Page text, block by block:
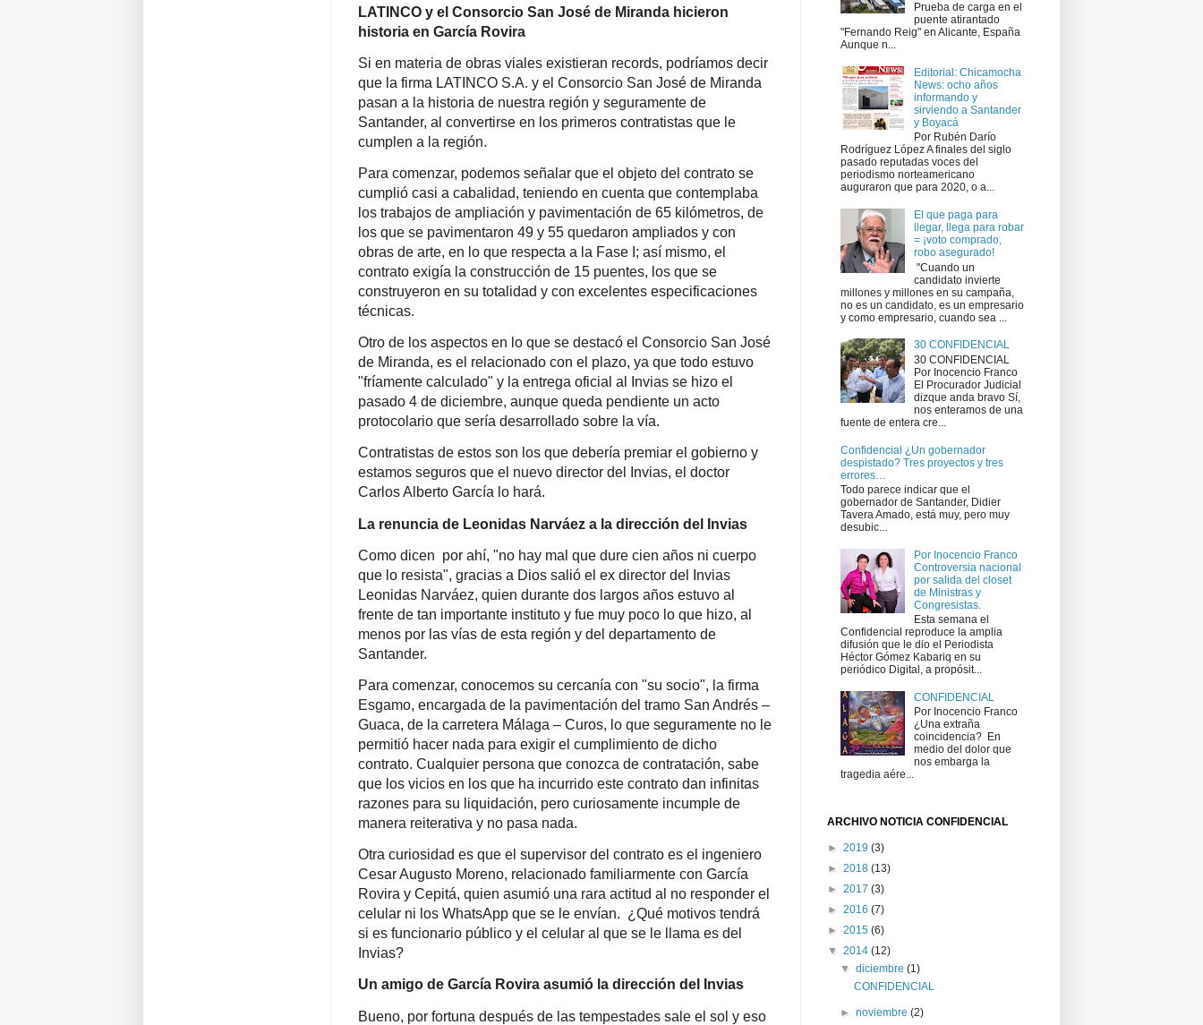
LATINCO y el Consorcio San José de Miranda hicieron
historia en García Rovira
Si en materia de obras viales existieran records, podríamos decir
que la firma LATINCO S.A. y el Consorcio San José de Miranda
pasan a la historia de nuestra región y seguramente de
Santander, al convertirse en los primeros contratistas que le
cumplen a la región.
Para comenzar, podemos señalar que el objeto del contrato se
cumplió casi a cabalidad, teniendo en cuenta que contemplaba
los trabajos de ampliación y pavimentación de 65 kilómetros, de
los que se pavimentaron 49 y 55 quedaron ampliados y con
obras de arte, en lo que respecta a la Fase I; así mismo, el
contrato exigía la construcción de 15 puentes, los que se
construyeron en su totalidad y con excelentes especificaciones
técnicas.
Otro de los aspectos en lo que se destacó el Consorcio San José
de Miranda, es el relacionado con el plazo, ya que todo estuvo
"fríamente calculado" y la entrega oficial al Invias se hizo el
pasado 4 de diciembre, aunque queda pendiente un acto
protocolario que sería desarrollado sobre la vía.
Contratistas de estos son los que debería premiar el gobierno y
estamos seguros que el nuevo director del Invias, el doctor
Carlos Alberto García lo hará.
La renuncia de Leonidas Narváez a la dirección del Invias
Como dicen por ahí, "no hay mal que dure cien años ni cuerpo
que lo resista", gracias a Dios salió el ex director del Invias
Leonidas Narváez, quien durante dos largos años estuvo al
frente de tan importante instituto y fue muy poco lo que hizo, al
menos por las vías de esta región y del departamento de
Santander.
Para comenzar, conocemos su cercanía con "su socio", la firma
Esgamo, encargada de la pavimentación del tramo San Andrés –
Guaca, de la carretera Málaga – Curos, lo que seguramente no le
permitió hacer nada para exigir el cumplimiento de dicho
contrato. Cualquier persona que conozca de contratación, sabe
que los vicios en los que ha incurrido este contrato dan infinitas
razones para su liquidación, pero curiosamente incumple de
manera reiterativa y no pasa nada.
Otra curiosidad es que el supervisor del contrato es el ingeniero
Cesar Augusto Moreno, relacionado familiarmente con García
Rovira y Cepitá, quien asumió una rara actitud al no responder el
celular ni los WhatsApp que se le envían. ¿Qué motivos tendrá
si es funcionario público y el celular al que se le llama es del
Invias?
Un amigo de García Rovira asumió la dirección del Invias
Bueno, por fortuna después de las tempestades sale el sol y eso
Prueba de carga en el
puente atirantado
"Fernando Reig" en Alicante, España
Aunque n...
Editorial: Chicamocha
News: ocho años
informando y
sirviendo a Santander
y Boyacá
Por Rubén Darío
Rodríguez López A finales del siglo
pasado reputadas voces del
periodismo norteamericano
auguraron que para 2020, o a...
El que paga para
llegar, llega para robar
= ¡voto comprado,
robo asegurado!
​ "Cuando un
candidato invierte
millones y millones en su campaña,
no es un candidato, es un empresario
y como empresario, cuando sea ...
30 CONFIDENCIAL
30 CONFIDENCIAL
Por Inocencio Franco
El Procurador Judicial
dizque anda bravo Sí,
nos enteramos de una
fuente de entera cre...
Confidencial ¿Un gobernador
despistado? Tres proyectos y tres
errores…
Todo parece indicar que el
gobernador de Santander, Didier
Tavera Amado, está muy, pero muy
desubic...
Por Inocencio Franco
Controversia nacional
por salida del closet
de Ministras y
Congresistas.
Esta semana el
Confidencial reproduce la amplia
difusión que le dio el Periodista
Héctor Gómez Kabariq en su
periódico Digital, a propósit...
CONFIDENCIAL
Por Inocencio Franco
¿Una extraña
coincidencia? ​ En
medio del dolor que
nos embarga la
tragedia aére...
ARCHIVO NOTICIA CONFIDENCIAL
► 2019 (3)
► 2018 (13)
► 2017 (3)
► 2016 (7)
► 2015 (6)
▼ 2014 (12)
▼diciembre(1)
CONFIDENCIAL
►noviembre(2)